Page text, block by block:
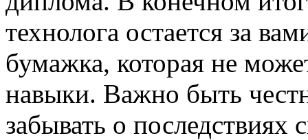
технолога остается за
бумажка, которая не
навыки. Важно быть
забывать о последствиях